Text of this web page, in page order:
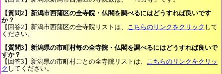
【質問2】新潟市西蒲区の全寺院・仏閣を調べるにはどうすれば良いです
か？
【回答2】新潟市西蒲区の全寺院リストは、
こちらのリンクをクリック して
ください。
【質問3】新潟県の市町村毎の全寺院・仏閣を調べるにはどうすれば良いで
すか？
【回答3】新潟県の市町村ごとの全寺院リストは、
こちらのリンクをクリッ
ク してください。